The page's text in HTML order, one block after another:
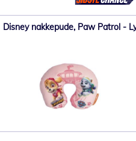
Disney nakkepude, Paw Patrol -